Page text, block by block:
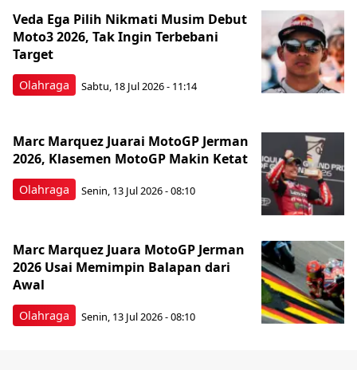
Olahraga
Veda Ega Pilih Nikmati Musim Debut
Moto3 2026, Tak Ingin Terbebani
Target
Sabtu, 18 Jul 2026 - 11:14
Olahraga
Marc Marquez Juarai MotoGP Jerman
2026, Klasemen MotoGP Makin Ketat
Senin, 13 Jul 2026 - 08:10
Olahraga
Marc Marquez Juara MotoGP Jerman
2026 Usai Memimpin Balapan dari
Awal
Senin, 13 Jul 2026 - 08:10